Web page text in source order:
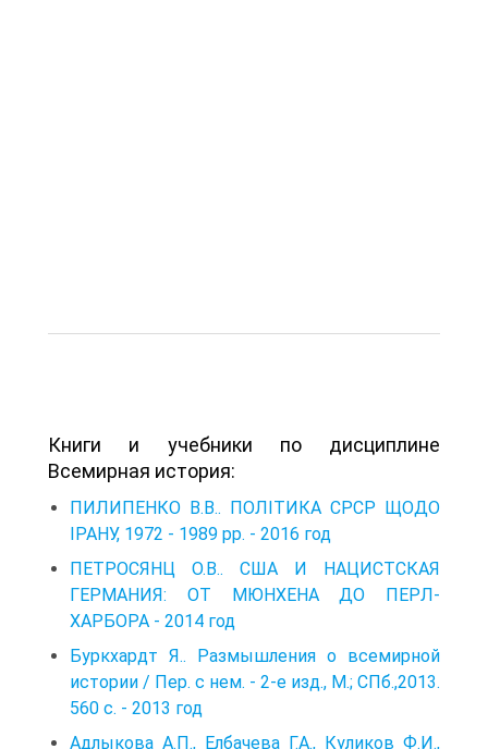
Книги и учебники по дисциплине
Всемирная история:
ПИЛИПЕНКО В.В.. ПОЛІТИКА СРСР ЩОДО
ІРАНУ, 1972 - 1989 рр. - 2016 год
ПЕТРОСЯНЦ О.В.. США И НАЦИСТСКАЯ
ГЕРМАНИЯ: ОТ МЮНХЕНА ДО ПЕРЛ-
ХАРБОРА - 2014 год
Буркхардт Я.. Размышления о всемирной
истории / Пер. с нем. - 2-е изд., М.; СПб.,2013.
560 с. - 2013 год
Адлыкова А.П., Елбачева Г.А., Куликов Ф.И.,